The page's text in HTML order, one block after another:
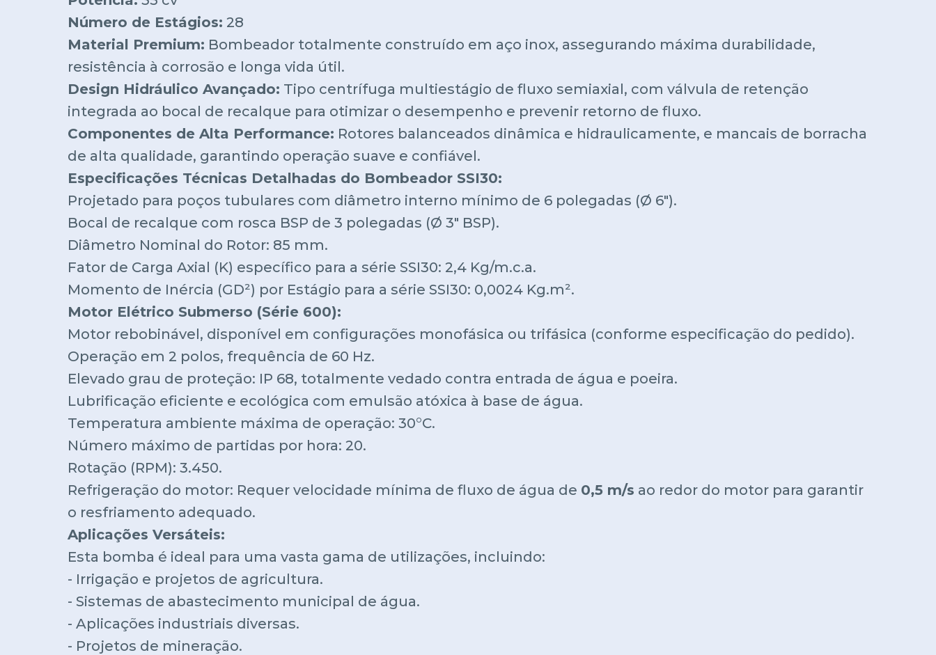
Número de Estágios: 28
Material Premium: Bombeador totalmente construído em aço inox, assegurando máxima durabilidade,
resistência à corrosão e longa vida útil.
Design Hidráulico Avançado: Tipo centrífuga multiestágio de fluxo semiaxial, com válvula de retenção
integrada ao bocal de recalque para otimizar o desempenho e prevenir retorno de fluxo.
Componentes de Alta Performance: Rotores balanceados dinâmica e hidraulicamente, e mancais de borracha
de alta qualidade, garantindo operação suave e confiável.
Especificações Técnicas Detalhadas do Bombeador SSI30:
Projetado para poços tubulares com diâmetro interno mínimo de 6 polegadas (Ø 6").
Bocal de recalque com rosca BSP de 3 polegadas (Ø 3" BSP).
Diâmetro Nominal do Rotor: 85 mm.
Fator de Carga Axial (K) específico para a série SSI30: 2,4 Kg/m.c.a.
Momento de Inércia (GD²) por Estágio para a série SSI30: 0,0024 Kg.m².
Motor Elétrico Submerso (Série 600):
Motor rebobinável, disponível em configurações monofásica ou trifásica (conforme especificação do pedido).
Operação em 2 polos, frequência de 60 Hz.
Elevado grau de proteção: IP 68, totalmente vedado contra entrada de água e poeira.
Lubrificação eficiente e ecológica com emulsão atóxica à base de água.
Temperatura ambiente máxima de operação: 30°C.
Número máximo de partidas por hora: 20.
Rotação (RPM): 3.450.
Refrigeração do motor: Requer velocidade mínima de fluxo de água de 0,5 m/s ao redor do motor para garantir
o resfriamento adequado.
Aplicações Versáteis:
Esta bomba é ideal para uma vasta gama de utilizações, incluindo:
- Irrigação e projetos de agricultura.
- Sistemas de abastecimento municipal de água.
- Aplicações industriais diversas.
- Projetos de mineração.